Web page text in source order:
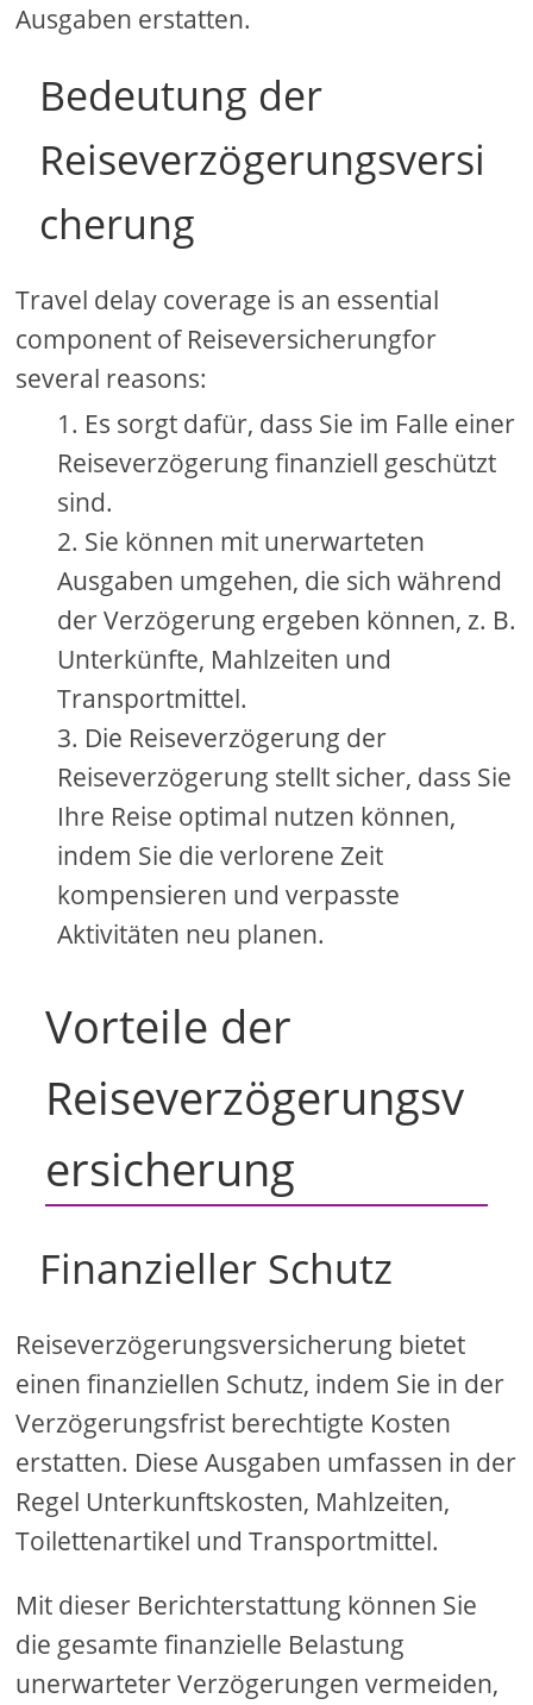
Ausgaben erstatten.
Bedeutung der
Reiseverzögerungsversi
cherung
Travel delay coverage is an essential
component of Reiseversicherungfor
several reasons:
Es sorgt dafür, dass Sie im Falle einer
Reiseverzögerung finanziell geschützt
sind.
Sie können mit unerwarteten
Ausgaben umgehen, die sich während
der Verzögerung ergeben können, z. B.
Unterkünfte, Mahlzeiten und
Transportmittel.
Die Reiseverzögerung der
Reiseverzögerung stellt sicher, dass Sie
Ihre Reise optimal nutzen können,
indem Sie die verlorene Zeit
kompensieren und verpasste
Aktivitäten neu planen.
Vorteile der
Reiseverzögerungsv
ersicherung
Finanzieller Schutz
Reiseverzögerungsversicherung bietet
einen finanziellen Schutz, indem Sie in der
Verzögerungsfrist berechtigte Kosten
erstatten. Diese Ausgaben umfassen in der
Regel Unterkunftskosten, Mahlzeiten,
Toilettenartikel und Transportmittel.
Mit dieser Berichterstattung können Sie
die gesamte finanzielle Belastung
unerwarteter Verzögerungen vermeiden,